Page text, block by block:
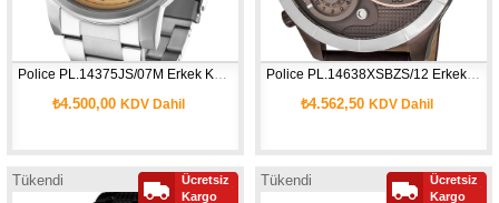
Police PL.14375JS/07M Erkek Kol Saati
₺4.500,00 KDV Dahil ₺4.562,50 KDV Dahil
Tükendi
Ücretsiz
Kargo
Tükendi
Ücretsiz
Kargo